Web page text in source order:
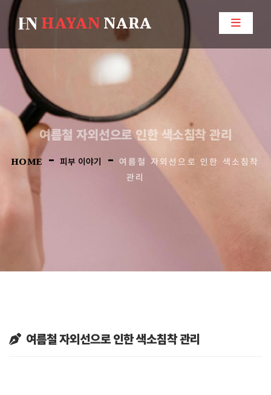
HAYANNARA
여름철 자외선으로 인한 색소침착 관리
HOME -피부 이야기 -여름철 자외선으로 인한 색소침착
관리
여름철 자외선으로 인한 색소침착 관리